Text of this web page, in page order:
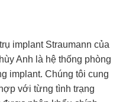
implant Straumann của
Anh là hệ thống phòng
implant. Chúng tôi cung
với từng tình trạng